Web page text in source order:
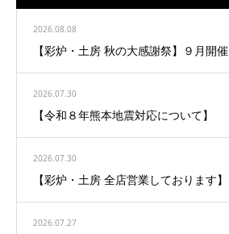
2026.08.08
【彩炉・土房 秋の大感謝祭】９月開催
2026.07.30
【令和８年熊本地震対応について】
2026.07.30
【彩炉・土房 全店営業しております】
2026.07.27